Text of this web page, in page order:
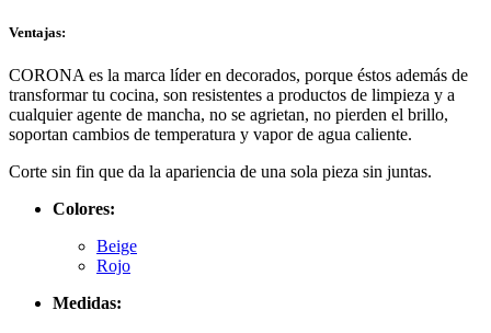
Ventajas:
CORONA es la marca líder en decorados, porque éstos además de
transformar tu cocina, son resistentes a productos de limpieza y a
cualquier agente de mancha, no se agrietan, no pierden el brillo,
soportan cambios de temperatura y vapor de agua caliente.
Corte sin fin que da la apariencia de una sola pieza sin juntas.
Colores:
Beige
Rojo
Medidas: